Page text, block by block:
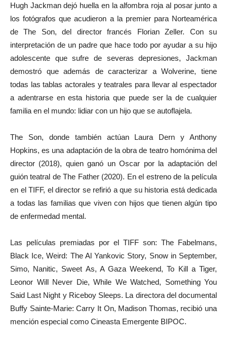
Hugh Jackman dejó huella en la alfombra roja al posar junto a
los fotógrafos que acudieron a la premier para Norteamérica
de The Son, del director francés Florian Zeller. Con su
interpretación de un padre que hace todo por ayudar a su hijo
adolescente que sufre de severas depresiones, Jackman
demostró que además de caracterizar a Wolverine, tiene
todas las tablas actorales y teatrales para llevar al espectador
a adentrarse en esta historia que puede ser la de cualquier
familia en el mundo: lidiar con un hijo que se autoflajela.
The Son, donde también actúan Laura Dern y Anthony
Hopkins, es una adaptación de la obra de teatro homónima del
director (2018), quien ganó un Oscar por la adaptación del
guión teatral de The Father (2020). En el estreno de la película
en el TIFF, el director se refirió a que su historia está dedicada
a todas las familias que viven con hijos que tienen algún tipo
de enfermedad mental.
Las películas premiadas por el TIFF son: The Fabelmans,
Black Ice, Weird: The Al Yankovic Story, Snow in September,
Simo, Nanitic, Sweet As, A Gaza Weekend, To Kill a Tiger,
Leonor Will Never Die, While We Watched, Something You
Said Last Night y Riceboy Sleeps. La directora del documental
Buffy Sainte-Marie: Carry It On, Madison Thomas, recibió una
mención especial como Cineasta Emergente BIPOC.